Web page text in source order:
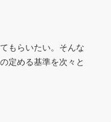
もらいたい。そんな
定める基準を次々と